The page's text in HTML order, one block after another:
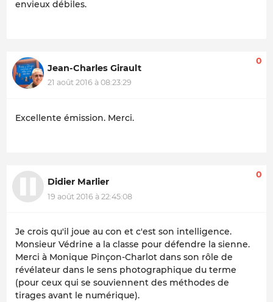
envieux débiles.
Jean-Charles Girault
21 août 2016 à 08:23:29
0
Excellente émission. Merci.
Didier Marlier
19 août 2016 à 22:45:08
0
Je crois qu'il joue au con et c'est son intelligence.
Monsieur Védrine a la classe pour défendre la sienne.
Merci à Monique Pinçon-Charlot dans son rôle de
révélateur dans le sens photographique du terme
(pour ceux qui se souviennent des méthodes de
tirages avant le numérique).